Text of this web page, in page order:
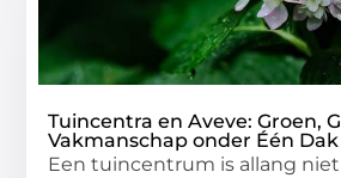
Tuincentra en Aveve: Groen,
Vakmanschap onder Één Dak
Een tuincentrum is allang